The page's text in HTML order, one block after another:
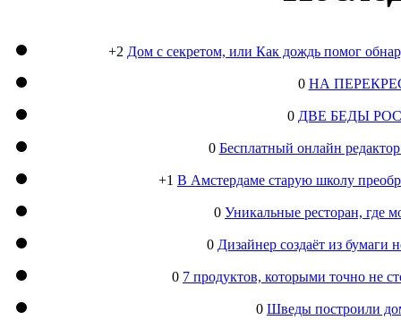
+2 Дом с секретом, или Как дождь помог
0 НА
0 ДВЕ БЕДЫ
0 Бесплатный онлайн
+1 В Амстердаме старую школу
0 Уникальные ресторан, где
0 Дизайнер создаёт из
0 7 продуктов, которыми точно не
0 Шведы построили